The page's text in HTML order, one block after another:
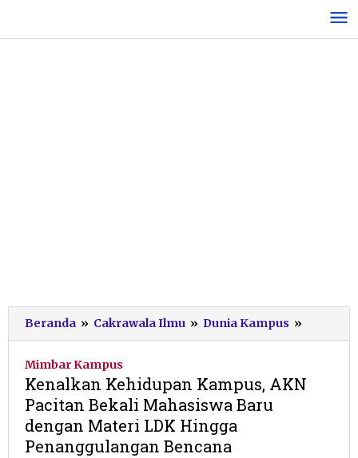
konten
Beranda » Cakrawala Ilmu » Dunia Kampus »
Pacitan
Mimbar Kampus
Kenalkan Kehidupan Kampus, AKN
Pacitan Bekali Mahasiswa Baru
dengan Materi LDK Hingga
Penanggulangan Bencana